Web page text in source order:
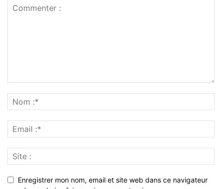
Enregistrer mon nom, email et site web dans ce navigateur